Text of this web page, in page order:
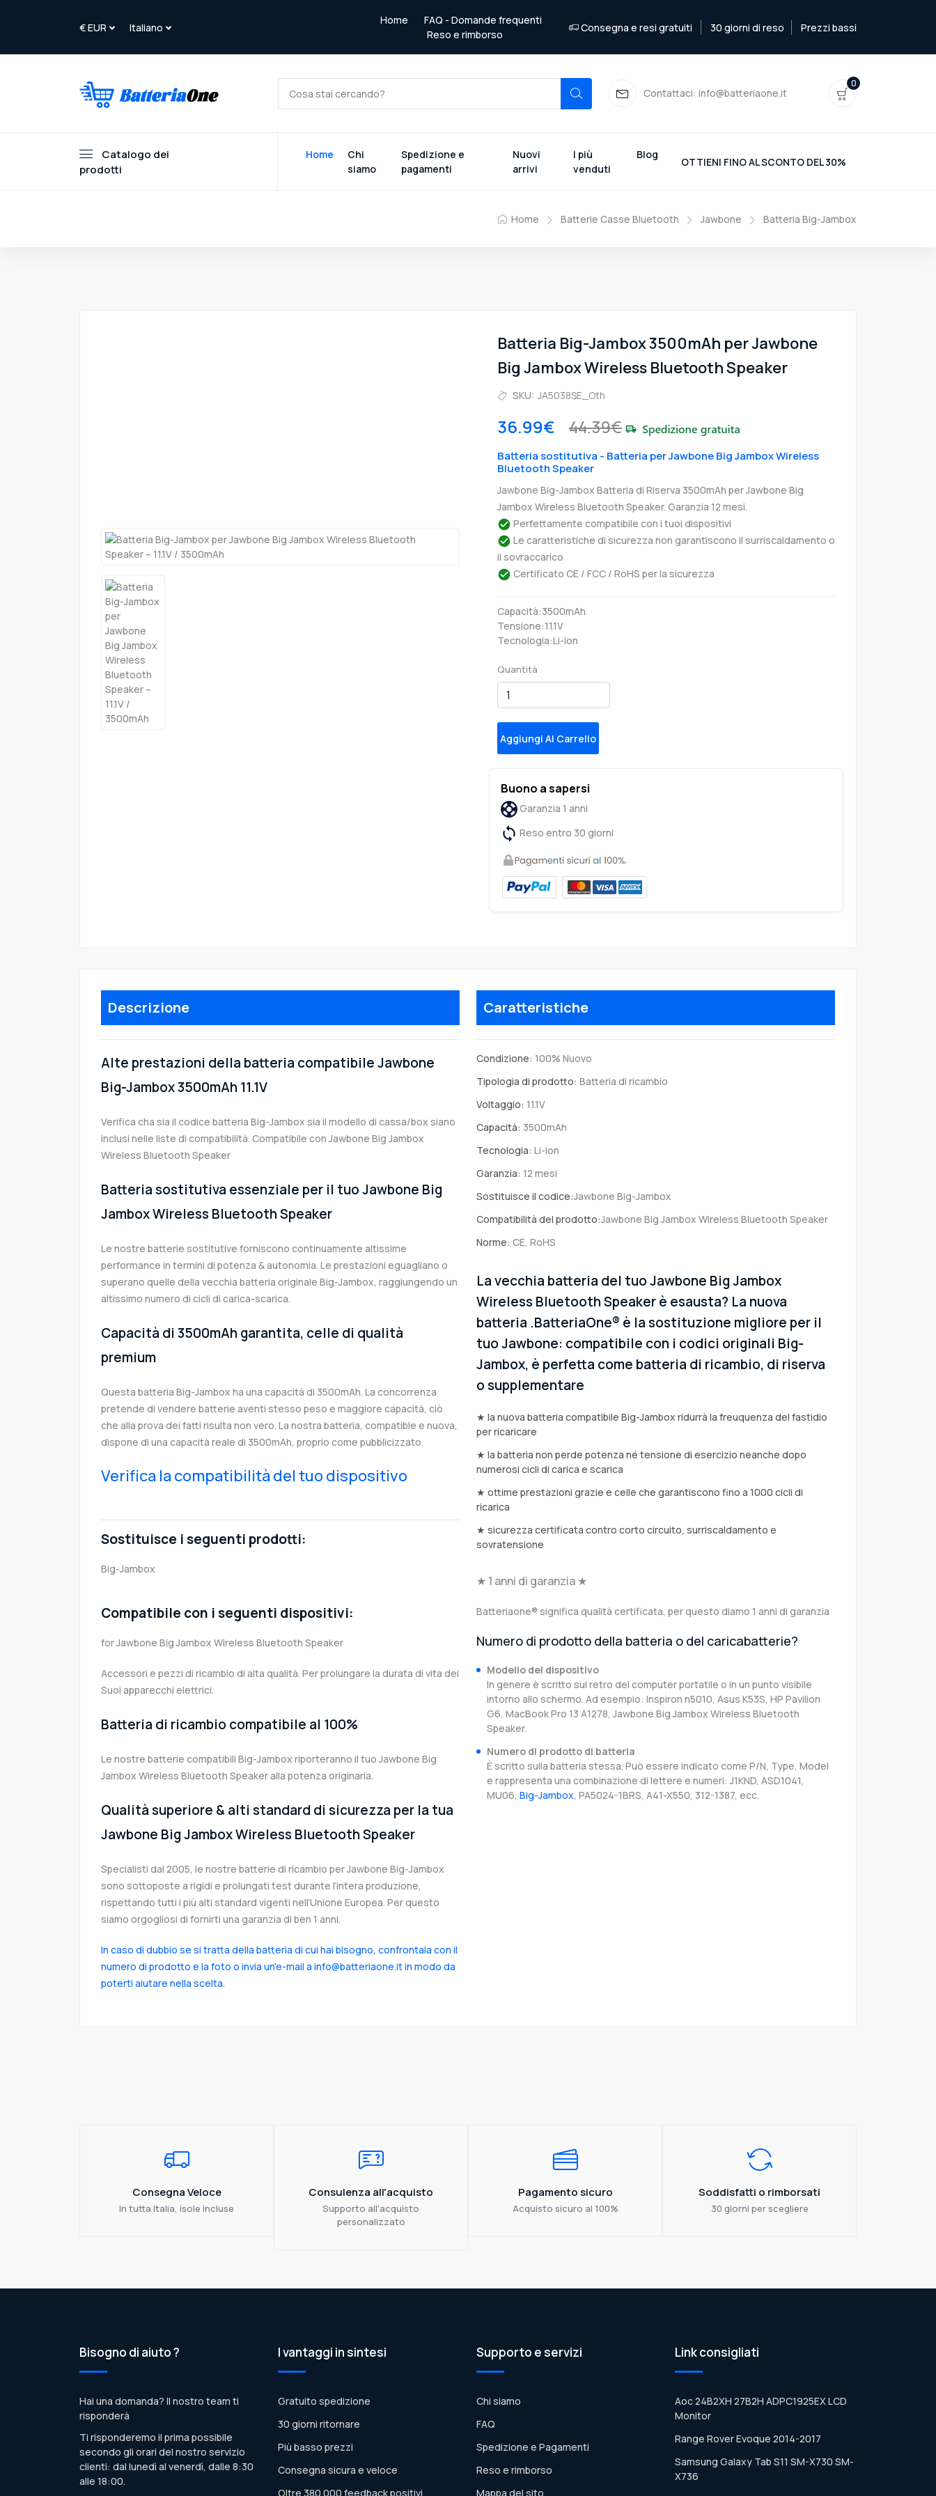
Home
FAQ - Domande frequenti
Reso e rimborso
Consegna e resi gratuiti 30 giorni di reso Prezzi bassi
Contattaci: info@batteriaone.it
0
Catalogo dei
prodotti
Home
Chi
siamo
Spedizione e
pagamenti
Nuovi
arrivi
I più
venduti
Blog
OTTIENI FINO AL SCONTO DEL 30%
Home Batterie Casse Bluetooth Jawbone Batteria Big-Jambox
Batteria Big-Jambox 3500mAh per Jawbone
Big Jambox Wireless Bluetooth Speaker
SKU: JA5038SE_Oth
36.99€ 44.39€
Batteria sostitutiva - Batteria per Jawbone Big Jambox Wireless
Bluetooth Speaker
Jawbone Big-Jambox Batteria di Riserva 3500mAh per Jawbone Big
Jambox Wireless Bluetooth Speaker. Garanzia 12 mesi.
Perfettamente compatibile con i tuoi dispositivi
Le caratteristiche di sicurezza non garantiscono il surriscaldamento o
il sovraccarico
Certificato CE / FCC / RoHS per la sicurezza
Capacità:3500mAh
Tensione:11.1V
Tecnologia:Li-ion
Quantità
Aggiungi Al Carrello
Buono a sapersi
Garanzia 1 anni
Reso entro 30 giorni
Descrizione
Alte prestazioni della batteria compatibile Jawbone
Big-Jambox 3500mAh 11.1V
Verifica cha sia il codice batteria Big-Jambox sia il modello di cassa/box siano
inclusi nelle liste di compatibilità. Compatibile con Jawbone Big Jambox
Wireless Bluetooth Speaker
Batteria sostitutiva essenziale per il tuo Jawbone Big
Jambox Wireless Bluetooth Speaker
Le nostre batterie sostitutive forniscono continuamente altissime
performance in termini di potenza & autonomia. Le prestazioni eguagliano o
superano quelle della vecchia batteria originale Big-Jambox, raggiungendo un
altissimo numero di cicli di carica-scarica.
Capacità di 3500mAh garantita, celle di qualità
premium
Questa batteria Big-Jambox ha una capacità di 3500mAh. La concorrenza
pretende di vendere batterie aventi stesso peso e maggiore capacità, ciò
che alla prova dei fatti risulta non vero. La nostra batteria, compatible e nuova,
dispone di una capacità reale di 3500mAh, proprio come pubblicizzato.
Verifica la compatibilità del tuo dispositivo
Sostituisce i seguenti prodotti:
Big-Jambox
Compatibile con i seguenti dispositivi:
for Jawbone Big Jambox Wireless Bluetooth Speaker
Accessori e pezzi di ricambio di alta qualità. Per prolungare la durata di vita dei
Suoi apparecchi elettrici.
Batteria di ricambio compatibile al 100%
Le nostre batterie compatibili Big-Jambox riporteranno il tuo Jawbone Big
Jambox Wireless Bluetooth Speaker alla potenza originaria.
Qualità superiore & alti standard di sicurezza per la tua
Jawbone Big Jambox Wireless Bluetooth Speaker
Specialisti dal 2005, le nostre batterie di ricambio per Jawbone Big-Jambox
sono sottoposte a rigidi e prolungati test durante l’intera produzione,
rispettando tutti i più alti standard vigenti nell’Unione Europea. Per questo
siamo orgogliosi di fornirti una garanzia di ben 1 anni.
In caso di dubbio se si tratta della batteria di cui hai bisogno, confrontala con il
numero di prodotto e la foto o invia un'e-mail a info@batteriaone.it in modo da
poterti aiutare nella scelta.
Caratteristiche
Condizione: 100% Nuovo
Tipologia di prodotto: Batteria di ricambio
Voltaggio: 11.1V
Capacità: 3500mAh
Tecnologia: Li-ion
Garanzia: 12 mesi
Sostituisce il codice:Jawbone Big-Jambox
Compatibilità del prodotto:Jawbone Big Jambox Wireless Bluetooth Speaker
Norme: CE, RoHS
La vecchia batteria del tuo Jawbone Big Jambox
Wireless Bluetooth Speaker è esausta? La nuova
batteria .BatteriaOne® è la sostituzione migliore per il
tuo Jawbone: compatibile con i codici originali Big-
Jambox, è perfetta come batteria di ricambio, di riserva
o supplementare
★ la nuova batteria compatibile Big-Jambox ridurrà la freuquenza del fastidio
per ricaricare
★ la batteria non perde potenza né tensione di esercizio neanche dopo
numerosi cicli di carica e scarica
★ ottime prestazioni grazie e celle che garantiscono fino a 1000 cicli di
ricarica
★ sicurezza certificata contro corto circuito, surriscaldamento e
sovratensione
★ 1 anni di garanzia ★
Batteriaone® significa qualità certificata, per questo diamo 1 anni di garanzia
Numero di prodotto della batteria o del caricabatterie?
Modello del dispositivo
In genere è scritto sul retro del computer portatile o in un punto visibile
intorno allo schermo. Ad esempio: Inspiron n5010, Asus K53S, HP Pavilion
G6, MacBook Pro 13 A1278, Jawbone Big Jambox Wireless Bluetooth
Speaker.
Numero di prodotto di batteria
È scritto sulla batteria stessa. Può essere indicato come P/N, Type, Model
e rappresenta una combinazione di lettere e numeri: J1KND, ASD1041,
MU06, Big-Jambox, PA5024-1BRS, A41-X550, 312-1387, ecc.
Consegna Veloce
In tutta Italia, isole incluse
Consulenza all'acquisto
Supporto all'acquisto
personalizzato
Pagamento sicuro
Acquisto sicuro al 100%
Soddisfatti o rimborsati
30 giorni per scegliere
Bisogno di aiuto ?
Hai una domanda? Il nostro team ti
risponderà
Ti risponderemo il prima possibile
secondo gli orari del nostro servizio
clienti: dal lunedì al venerdì, dalle 8:30
alle 18:00.
I vantaggi in sintesi
Gratuito spedizione
30 giorni ritornare
Più basso prezzi
Consegna sicura e veloce
Oltre 380.000 feedback positivi
Supporto e servizi
Chi siamo
FAQ
Spedizione e Pagamenti
Reso e rimborso
Mappa del sito
Link consigliati
Aoc 24B2XH 27B2H ADPC1925EX LCD
Monitor
Range Rover Evoque 2014-2017
Samsung Galaxy Tab S11 SM-X730 SM-
X736